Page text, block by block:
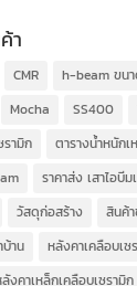
า
CMR
h-beam ขน
Mocha SS400
รามิก
ตารางน้ำหนักเ
ราคาส่ง เสาไอบี
วัสดุก่อสร้าง สินค้
าน หลังคาเคลือบเซ
งคาเหล็กเคลือบเซรามิก